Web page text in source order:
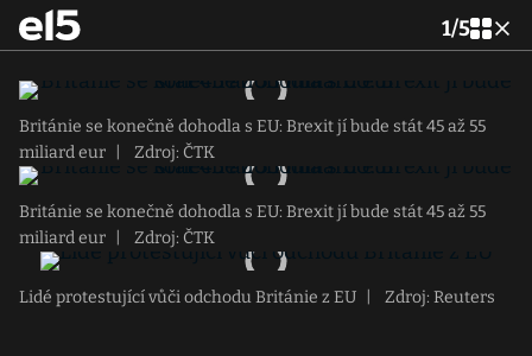
1/5
Británie se konečně dohodla s EU: Brexit jí bude stát 45 až 55
miliard eur
Zdroj: ČTK
Británie se konečně dohodla s EU: Brexit jí bude stát 45 až 55
miliard eur
Zdroj: ČTK
Lidé protestující vůči odchodu Británie z EU Zdroj: Reuters